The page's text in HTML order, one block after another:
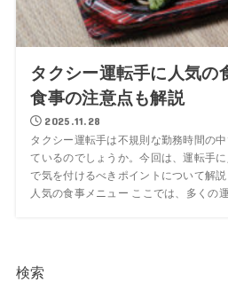
タクシー運転手に人気の
食事の注意点も解説
2025.11.28
タクシー運転手は不規則な勤務時間の
ているのでしょうか。今回は、運転手
で気を付けるべきポイントについて解
人気の食事メニュー ここでは、多くの運
検索